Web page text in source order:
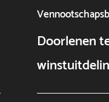
Doorlenen